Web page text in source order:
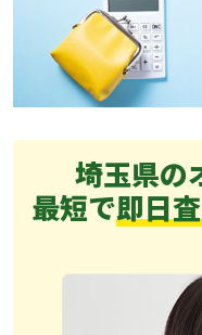
埼玉県の
最短で即日